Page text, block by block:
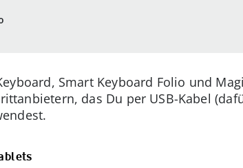
Smart Keyboard Folio und
das Du per USB-Kabel